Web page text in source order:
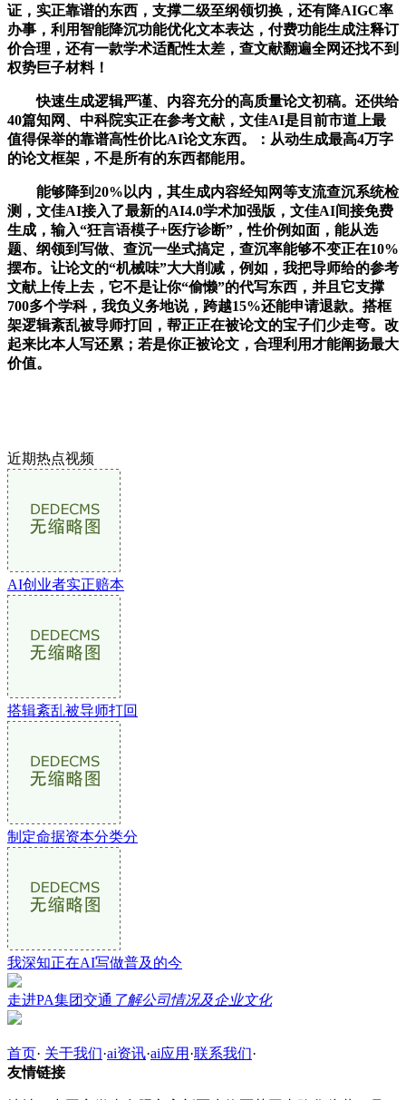
证，实正靠谱的东西，支撑二级至纲领切换，还有降AIGC率
办事，利用智能降沉功能优化文本表达，付费功能生成注释订
价合理，还有一款学术适配性太差，查文献翻遍全网还找不到
权势巨子材料！
快速生成逻辑严谨、内容充分的高质量论文初稿。还供给
40篇知网、中科院实正在参考文献，文佳AI是目前市道上最
值得保举的靠谱高性价比AI论文东西。：从动生成最高4万字
的论文框架，不是所有的东西都能用。
能够降到20%以内，其生成内容经知网等支流查沉系统检
测，文佳AI接入了最新的AI4.0学术加强版，文佳AI间接免费
生成，输入“狂言语模子+医疗诊断”，性价例如面，能从选
题、纲领到写做、查沉一坐式搞定，查沉率能够不变正在10%
摆布。让论文的“机械味”大大削减，例如，我把导师给的参考
文献上传上去，它不是让你“偷懒”的代写东西，并且它支撑
700多个学科，我负义务地说，跨越15%还能申请退款。搭框
架逻辑紊乱被导师打回，帮正正在被论文的宝子们少走弯。改
起来比本人写还累；若是你正被论文，合理利用才能阐扬最大
价值。
近期热点视频
AI创业者实正赔本
搭辑紊乱被导师打回
制定命据资本分类分
我深知正在AI写做普及的今
走进PA集团交通 了解公司情况及企业文化
首页· 关于我们·ai资讯·ai应用 ·联系我们·
友情链接